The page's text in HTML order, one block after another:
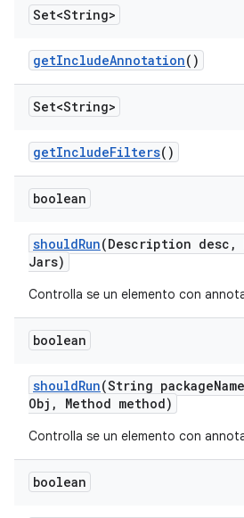
Set<String>
getIncludeAnnotation()
Set<String>
getIncludeFilters()
boolean
shouldRun(Description desc ,
Jars)
Controlla se un elemento con
boolean
shouldRun(String packageName
Obj , Method method)
Controlla se un elemento con
boolean